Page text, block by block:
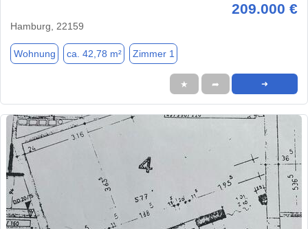
209.000 €
Hamburg, 22159
Wohnung ca. 42,78 m² Zimmer 1
★ ➦ ➜